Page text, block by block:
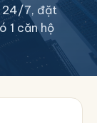
24/7, đặt
1 căn hộ